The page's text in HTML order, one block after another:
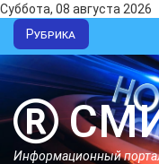
Суббота, 08 августа 2026
Рубрика
Информационный